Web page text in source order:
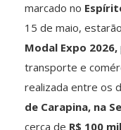
marcado no
15 de maio,
Modal Expo 2026,
transporte e
realizada entre os
de Carapina, na
cerca de R$ 100